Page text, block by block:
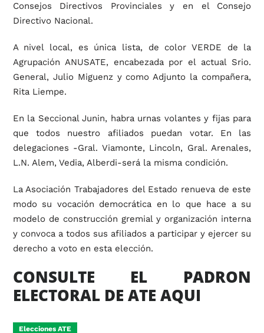
Consejos Directivos Provinciales y en el Consejo
Directivo Nacional.
A nivel local, es única lista, de color VERDE de la
Agrupación ANUSATE, encabezada por el actual Srio.
General, Julio Miguenz y como Adjunto la compañera,
Rita Liempe.
En la Seccional Junin, habra urnas volantes y fijas para
que todos nuestro afiliados puedan votar. En las
delegaciones -Gral. Viamonte, Lincoln, Gral. Arenales,
L.N. Alem, Vedia, Alberdi-será la misma condición.
La Asociación Trabajadores del Estado renueva de este
modo su vocación democrática en lo que hace a su
modelo de construcción gremial y organización interna
y convoca a todos sus afiliados a participar y ejercer su
derecho a voto en esta elección.
CONSULTE EL PADRON
ELECTORAL DE ATE AQUI
Elecciones ATE